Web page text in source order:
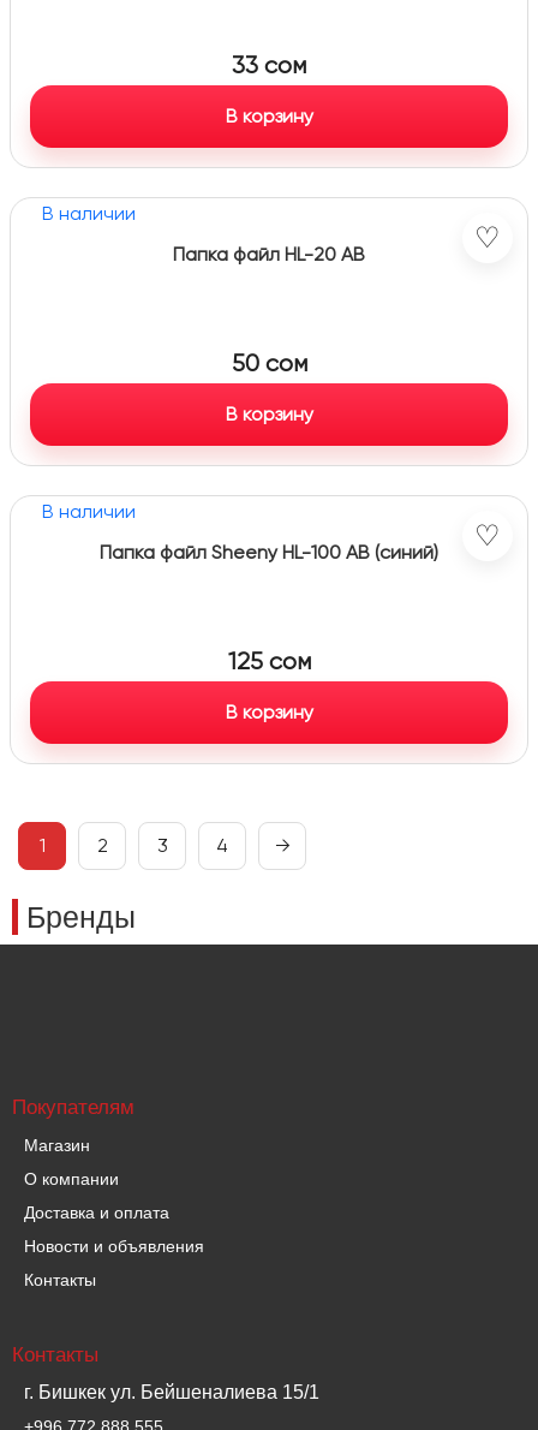
33 сом
В корзину
В наличии
♡
Папка файл HL-20 АВ
50 сом
В корзину
В наличии
♡
Папка файл Sheeny HL-100 АВ (синий)
125 сом
В корзину
1 2 3 4 →
Бренды
Покупателям
Магазин
О компании
Доставка и оплата
Новости и объявления
Контакты
Контакты
г. Бишкек ул. Бейшеналиева 15/1